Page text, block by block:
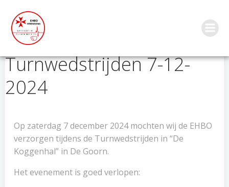
Turnwedstrijden 7-12-
2024
Op zaterdag 7 december 2024 mochten wij de EHBO
verzorgen tijdens de Turnwedstrijden in “De
Koggenhal” in De Goorn.
Het evenement is goed verlopen: